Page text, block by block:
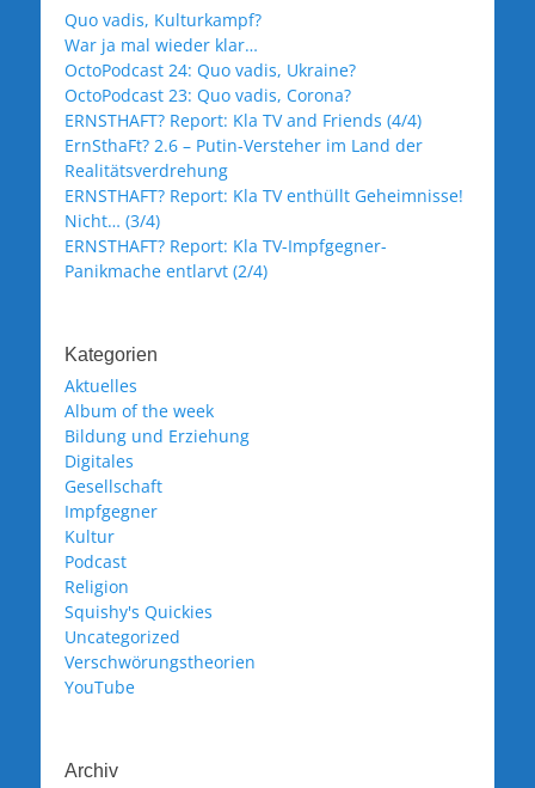
Quo vadis, Kulturkampf?
War ja mal wieder klar…
OctoPodcast 24: Quo vadis, Ukraine?
OctoPodcast 23: Quo vadis, Corona?
ERNSTHAFT? Report: Kla TV and Friends (4/4)
ErnSthaFt? 2.6 – Putin-Versteher im Land der
Realitätsverdrehung
ERNSTHAFT? Report: Kla TV enthüllt Geheimnisse!
Nicht… (3/4)
ERNSTHAFT? Report: Kla TV-Impfgegner-
Panikmache entlarvt (2/4)
Kategorien
Aktuelles
Album of the week
Bildung und Erziehung
Digitales
Gesellschaft
Impfgegner
Kultur
Podcast
Religion
Squishy's Quickies
Uncategorized
Verschwörungstheorien
YouTube
Archiv